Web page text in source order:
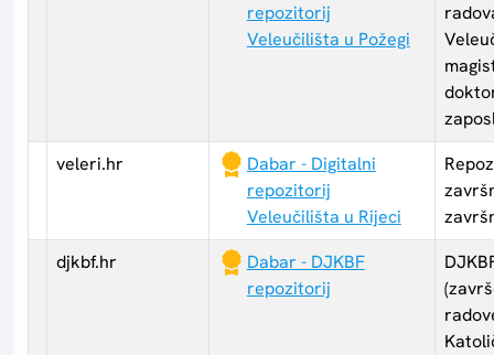
repozitorij
Veleučilišta u Požegi
veleri.hr
Dabar - Digitalni
repozitorij
Veleučilišta u Rijeci
djkbf.hr
Dabar - DJKBF
repozitorij